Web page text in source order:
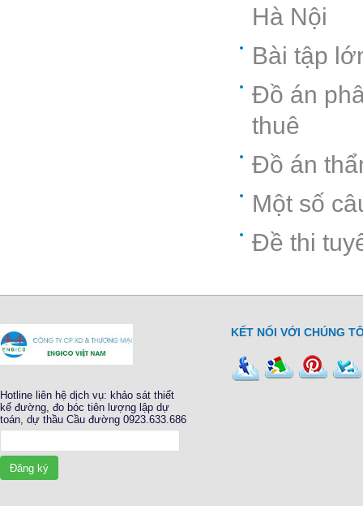
Hà Nội
Bài tập
Đồ án
thuê
Đồ án
Một số
Đề thi
Hotline liên hệ dịch vụ: khảo sát thiết
kế đường, đo bóc tiên lượng lập dự
toán, dự thầu Cầu đường 0923.633.686
Đăng ký
KẾT NỐI VỚI CHÚNG